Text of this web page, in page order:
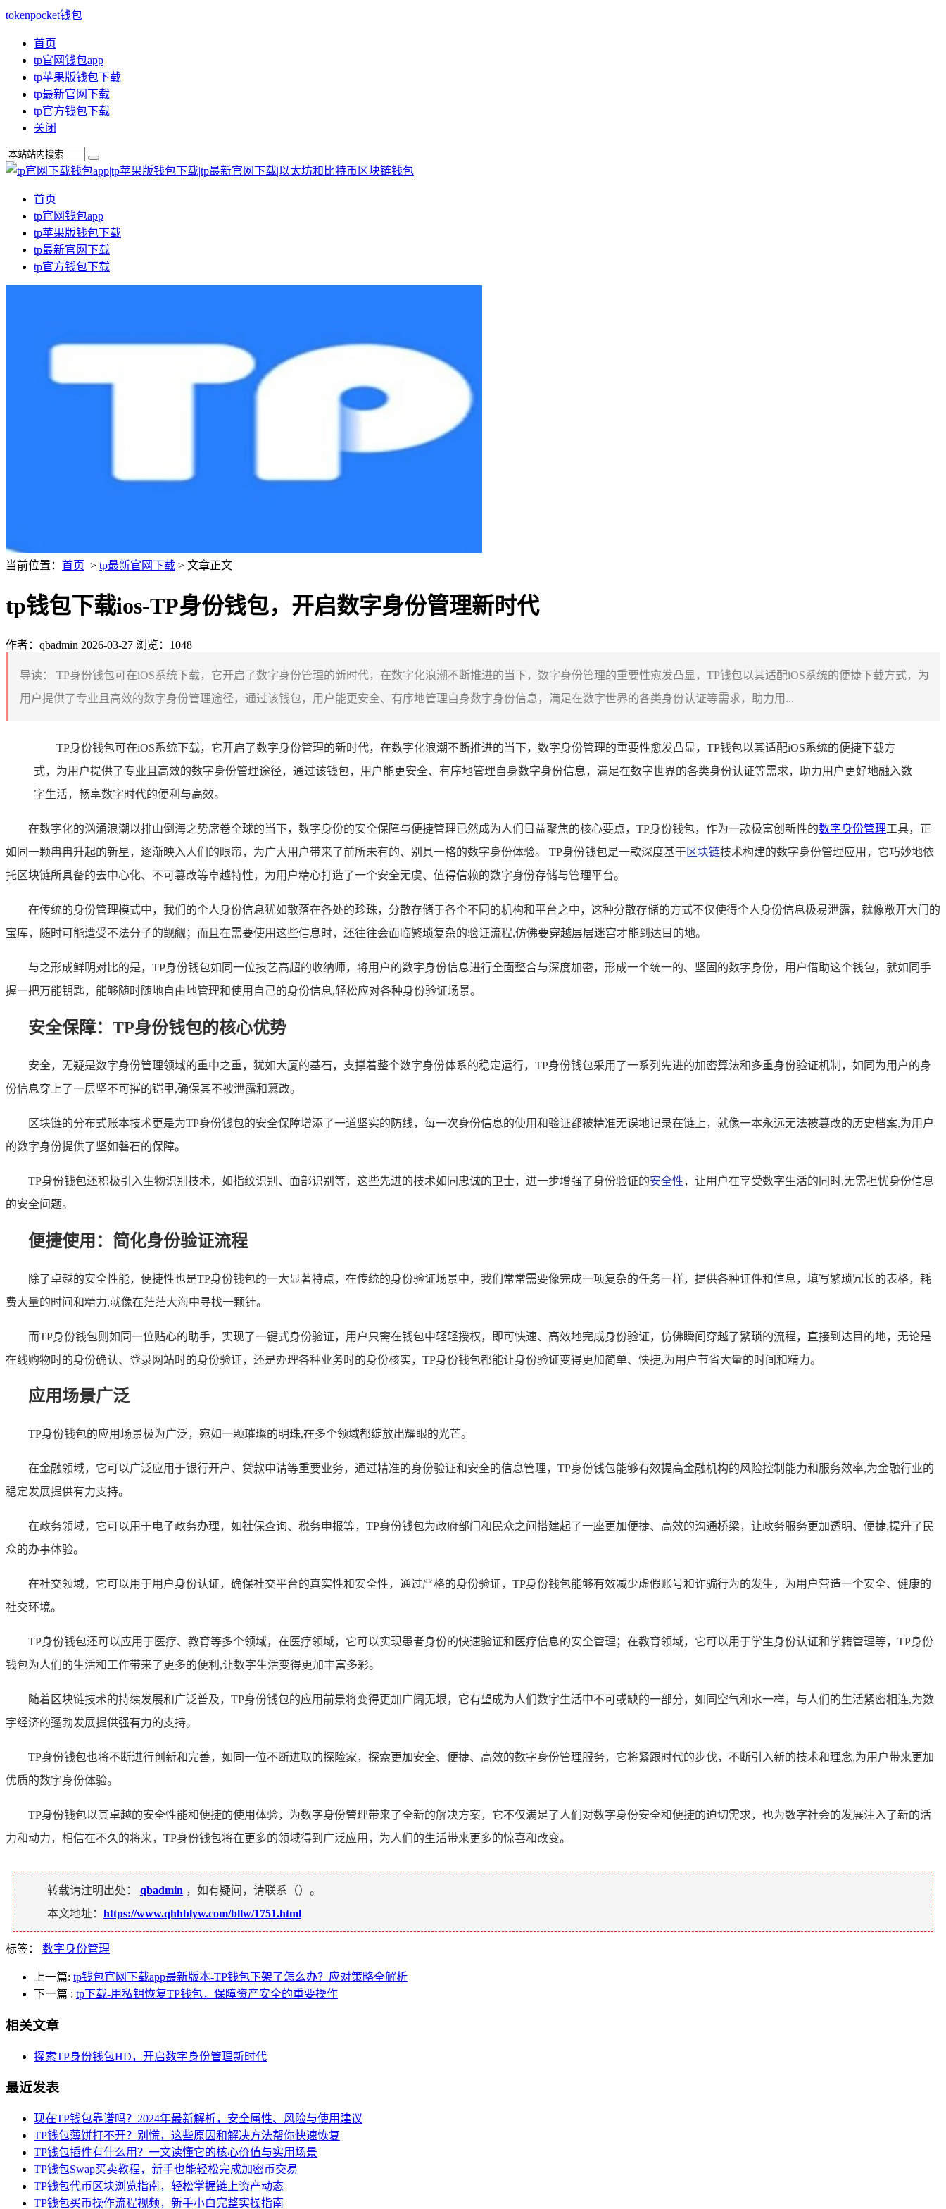
tokenpocket钱包
首页
tp官网钱包app
tp苹果版钱包下载
tp最新官网下载
tp官方钱包下载
关闭
首页
tp官网钱包app
tp苹果版钱包下载
tp最新官网下载
tp官方钱包下载
当前位置： 首页 > tp最新官网下载 > 文章正文
tp钱包下载ios-TP身份钱包，开启数字身份管理新时代
作者：qbadmin 2026-03-27 浏览：1048
导读：
TP身份钱包可在iOS系统下载，它开启了数字身份管理的新时代，在数字化浪潮不断推进的当下，数字身份管理的重要性愈发凸显，TP钱包以其适配iOS系统的便捷下载方式，为
用户提供了专业且高效的数字身份管理途径，通过该钱包，用户能更安全、有序地管理自身数字身份信息，满足在数字世界的各类身份认证等需求，助力用...
TP身份钱包可在iOS系统下载，它开启了数字身份管理的新时代，在数字化浪潮不断推进的当下，数字身份管理的重要性愈发凸显，TP钱包以其适配iOS系统的便捷下载方
式，为用户提供了专业且高效的数字身份管理途径，通过该钱包，用户能更安全、有序地管理自身数字身份信息，满足在数字世界的各类身份认证等需求，助力用户更好地融入数
字生活，畅享数字时代的便利与高效。
在数字化的汹涌浪潮以排山倒海之势席卷全球的当下，数字身份的安全保障与便捷管理已然成为人们日益聚焦的核心要点，TP身份钱包，作为一款极富创新性的数字身份管理工具，正
如同一颗冉冉升起的新星，逐渐映入人们的眼帘，为广大用户带来了前所未有的、别具一格的数字身份体验。 TP身份钱包是一款深度基于区块链技术构建的数字身份管理应用，它巧妙地依
托区块链所具备的去中心化、不可篡改等卓越特性，为用户精心打造了一个安全无虞、值得信赖的数字身份存储与管理平台。
在传统的身份管理模式中，我们的个人身份信息犹如散落在各处的珍珠，分散存储于各个不同的机构和平台之中，这种分散存储的方式不仅使得个人身份信息极易泄露，就像敞开大门的
宝库，随时可能遭受不法分子的觊觎；而且在需要使用这些信息时，还往往会面临繁琐复杂的验证流程,仿佛要穿越层层迷宫才能到达目的地。
与之形成鲜明对比的是，TP身份钱包如同一位技艺高超的收纳师，将用户的数字身份信息进行全面整合与深度加密，形成一个统一的、坚固的数字身份，用户借助这个钱包，就如同手
握一把万能钥匙，能够随时随地自由地管理和使用自己的身份信息,轻松应对各种身份验证场景。
安全保障：TP身份钱包的核心优势
安全，无疑是数字身份管理领域的重中之重，犹如大厦的基石，支撑着整个数字身份体系的稳定运行，TP身份钱包采用了一系列先进的加密算法和多重身份验证机制，如同为用户的身
份信息穿上了一层坚不可摧的铠甲,确保其不被泄露和篡改。
区块链的分布式账本技术更是为TP身份钱包的安全保障增添了一道坚实的防线，每一次身份信息的使用和验证都被精准无误地记录在链上，就像一本永远无法被篡改的历史档案,为用户
的数字身份提供了坚如磐石的保障。
TP身份钱包还积极引入生物识别技术，如指纹识别、面部识别等，这些先进的技术如同忠诚的卫士，进一步增强了身份验证的安全性，让用户在享受数字生活的同时,无需担忧身份信息
的安全问题。
便捷使用：简化身份验证流程
除了卓越的安全性能，便捷性也是TP身份钱包的一大显著特点，在传统的身份验证场景中，我们常常需要像完成一项复杂的任务一样，提供各种证件和信息，填写繁琐冗长的表格，耗
费大量的时间和精力,就像在茫茫大海中寻找一颗针。
而TP身份钱包则如同一位贴心的助手，实现了一键式身份验证，用户只需在钱包中轻轻授权，即可快速、高效地完成身份验证，仿佛瞬间穿越了繁琐的流程，直接到达目的地，无论是
在线购物时的身份确认、登录网站时的身份验证，还是办理各种业务时的身份核实，TP身份钱包都能让身份验证变得更加简单、快捷,为用户节省大量的时间和精力。
应用场景广泛
TP身份钱包的应用场景极为广泛，宛如一颗璀璨的明珠,在多个领域都绽放出耀眼的光芒。
在金融领域，它可以广泛应用于银行开户、贷款申请等重要业务，通过精准的身份验证和安全的信息管理，TP身份钱包能够有效提高金融机构的风险控制能力和服务效率,为金融行业的
稳定发展提供有力支持。
在政务领域，它可以用于电子政务办理，如社保查询、税务申报等，TP身份钱包为政府部门和民众之间搭建起了一座更加便捷、高效的沟通桥梁，让政务服务更加透明、便捷,提升了民
众的办事体验。
在社交领域，它可以用于用户身份认证，确保社交平台的真实性和安全性，通过严格的身份验证，TP身份钱包能够有效减少虚假账号和诈骗行为的发生，为用户营造一个安全、健康的
社交环境。
TP身份钱包还可以应用于医疗、教育等多个领域，在医疗领域，它可以实现患者身份的快速验证和医疗信息的安全管理；在教育领域，它可以用于学生身份认证和学籍管理等，TP身份
钱包为人们的生活和工作带来了更多的便利,让数字生活变得更加丰富多彩。
随着区块链技术的持续发展和广泛普及，TP身份钱包的应用前景将变得更加广阔无垠，它有望成为人们数字生活中不可或缺的一部分，如同空气和水一样，与人们的生活紧密相连,为数
字经济的蓬勃发展提供强有力的支持。
TP身份钱包也将不断进行创新和完善，如同一位不断进取的探险家，探索更加安全、便捷、高效的数字身份管理服务，它将紧跟时代的步伐，不断引入新的技术和理念,为用户带来更加
优质的数字身份体验。
TP身份钱包以其卓越的安全性能和便捷的使用体验，为数字身份管理带来了全新的解决方案，它不仅满足了人们对数字身份安全和便捷的迫切需求，也为数字社会的发展注入了新的活
力和动力，相信在不久的将来，TP身份钱包将在更多的领域得到广泛应用，为人们的生活带来更多的惊喜和改变。
转载请注明出处： qbadmin ，如有疑问，请联系（）。
本文地址： https://www.qhhblyw.com/bllw/1751.html
标签： 数字身份管理
上一篇: tp钱包官网下载app最新版本-TP钱包下架了怎么办？应对策略全解析
下一篇 : tp下载-用私钥恢复TP钱包，保障资产安全的重要操作
相关文章
探索TP身份钱包HD，开启数字身份管理新时代
最近发表
现在TP钱包靠谱吗？2024年最新解析，安全属性、风险与使用建议
TP钱包薄饼打不开？别慌，这些原因和解决方法帮你快速恢复
TP钱包插件有什么用？一文读懂它的核心价值与实用场景
TP钱包Swap买卖教程，新手也能轻松完成加密币交易
TP钱包代币区块浏览指南，轻松掌握链上资产动态
TP钱包买币操作流程视频，新手小白完整实操指南